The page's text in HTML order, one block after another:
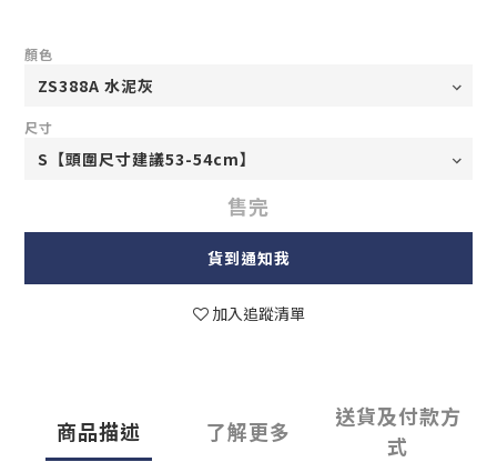
顏色
尺寸
售完
貨到通知我
加入追蹤清單
商品描述 了解更多
送貨及付款方
式